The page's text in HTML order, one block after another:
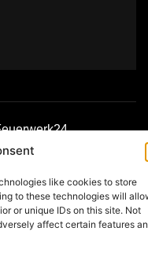
like cookies to store
to these technologies will
or unique IDs on this site. Not
affect certain features